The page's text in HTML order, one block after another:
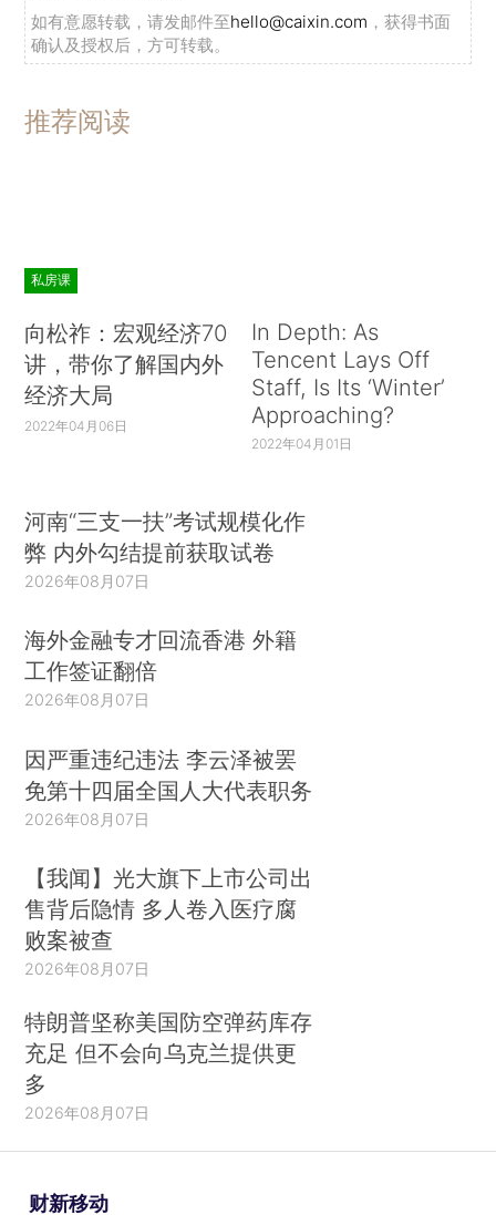
如有意愿转载，请发邮件至hello@caixin.com ，获得书面
确认及授权后，方可转载。
推荐阅读
私房课
向松祚：宏观经济70
讲，带你了解国内外
经济大局
2022年04月06日
In Depth: As
Tencent Lays Off
Staff, Is Its ‘Winter’
Approaching?
2022年04月01日
河南“三支一扶”考试规模化作
弊 内外勾结提前获取试卷
2026年08月07日
海外金融专才回流香港 外籍
工作签证翻倍
2026年08月07日
因严重违纪违法 李云泽被罢
免第十四届全国人大代表职务
2026年08月07日
【我闻】光大旗下上市公司出
售背后隐情 多人卷入医疗腐
败案被查
2026年08月07日
特朗普坚称美国防空弹药库存
充足 但不会向乌克兰提供更
多
2026年08月07日
财新移动